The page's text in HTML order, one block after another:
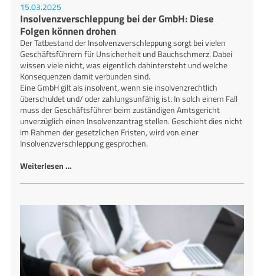
15.03.2025
Insolvenzverschleppung bei der GmbH: Diese
Folgen können drohen
Der Tatbestand der Insolvenzverschleppung sorgt bei vielen
Geschäftsführern für Unsicherheit und Bauchschmerz. Dabei
wissen viele nicht, was eigentlich dahintersteht und welche
Konsequenzen damit verbunden sind.
Eine GmbH gilt als insolvent, wenn sie insolvenzrechtlich
überschuldet und/ oder zahlungsunfähig ist. In solch einem Fall
muss der Geschäftsführer beim zuständigen Amtsgericht
unverzüglich einen Insolvenzantrag stellen. Geschieht dies nicht
im Rahmen der gesetzlichen Fristen, wird von einer
Insolvenzverschleppung gesprochen.
Weiterlesen …